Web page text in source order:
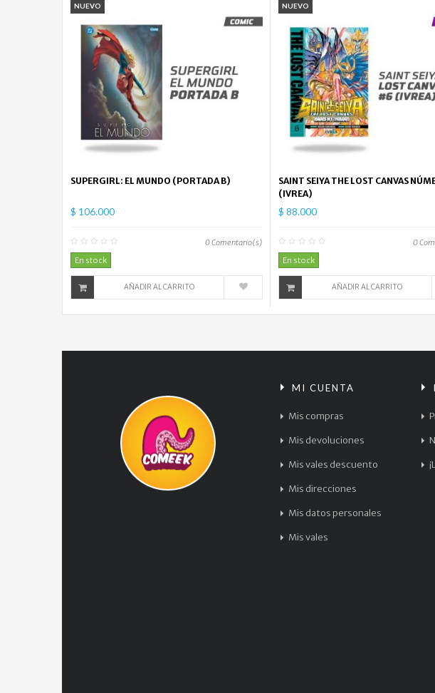
NUEVO
SUPERGIRL: EL MUNDO (PORTADA B)
$ 106.000
0Comentario(s)
En stock
AÑADIR AL CARRITO
NUEVO
SAINT SEIYA THE LOST CANVAS
(IVREA)
$ 88.000
0
En stock
AÑADIR AL CARRITO
MI CUENTA
Mis compras
Mis devoluciones
Mis vales descuento
Mis direcciones
Mis datos personales
Mis vales